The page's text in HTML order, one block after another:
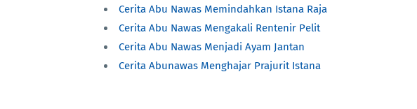
Cerita Abu Nawas Memindahkan Istana Raja
Cerita Abu Nawas Mengakali Rentenir Pelit
Cerita Abu Nawas Menjadi Ayam Jantan
Cerita Abunawas Menghajar Prajurit Istana